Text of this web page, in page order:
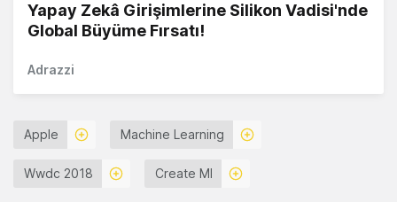
Yapay Zekâ Girişimlerine Silikon Vadisi'nde
Global Büyüme Fırsatı!
Adrazzi
Apple Machine Learning
Wwdc 2018 Create Ml